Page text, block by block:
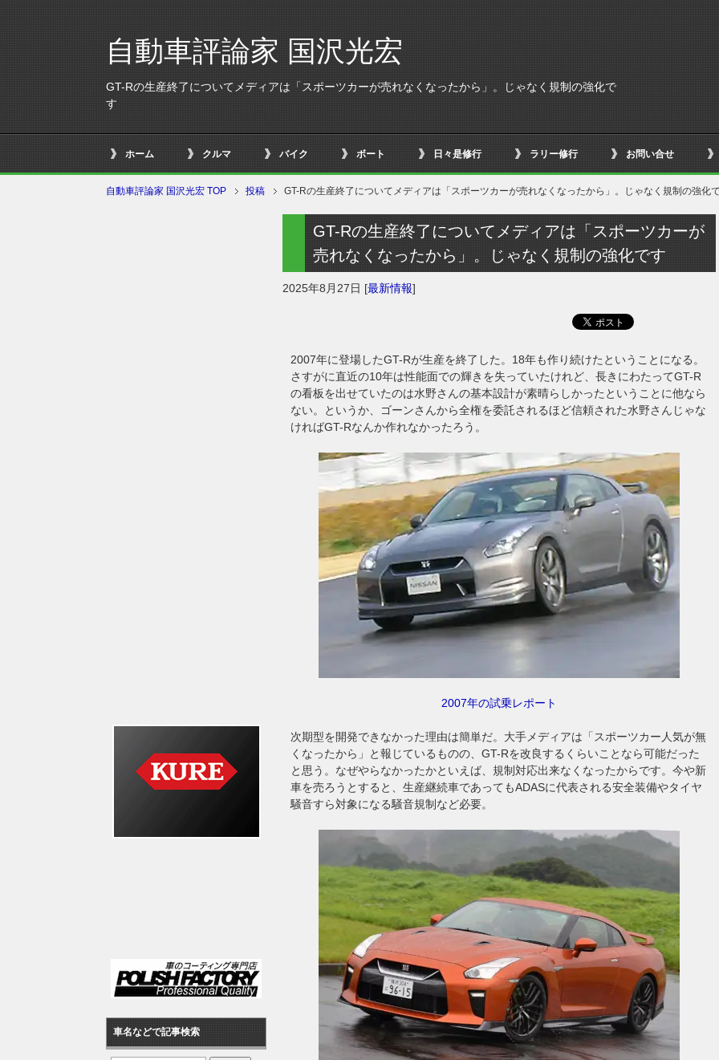
自動車評論家 国沢光宏
GT-Rの生産終了についてメディアは「スポーツカーが売れなくなったから」。じゃなく規制の強化で
す
ホーム クルマ バイク ボート 日々是修行 ラリー修行 お問い合せ
自動車評論家 国沢光宏 TOP 投稿 GT-Rの生産終了についてメディアは「スポーツカーが売れなくなったから」。じゃなく規制の強化
GT-Rの生産終了についてメディアは「スポーツカーが
売れなくなったから」。じゃなく規制の強化です
2025年8月27日 [最新情報]
2007年に登場したGT-Rが生産を終了した。18年も作り続けたということになる。
さすがに直近の10年は性能面での輝きを失っていたけれど、長きにわたってGT-R
の看板を出せていたのは水野さんの基本設計が素晴らしかったということに他なら
ない。というか、ゴーンさんから全権を委託されるほど信頼された水野さんじゃな
ければGT-Rなんか作れなかったろう。
2007年の試乗レポート
次期型を開発できなかった理由は簡単だ。大手メディアは「スポーツカー人気が無
くなったから」と報じているものの、GT-Rを改良するくらいことなら可能だった
と思う。なぜやらなかったかといえば、規制対応出来なくなったからです。今や新
車を売ろうとすると、生産継続車であってもADASに代表される安全装備やタイヤ
騒音すら対象になる騒音規制など必要。
車名などで記事検索